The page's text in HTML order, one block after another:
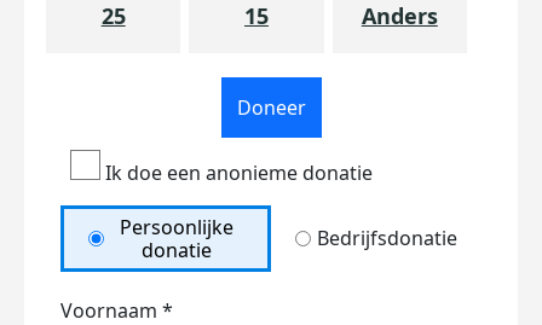
25 15 Anders
Doneer
Ik doe een anonieme donatie
Persoonlijke
donatie
Bedrijfsdonatie
Voornaam *